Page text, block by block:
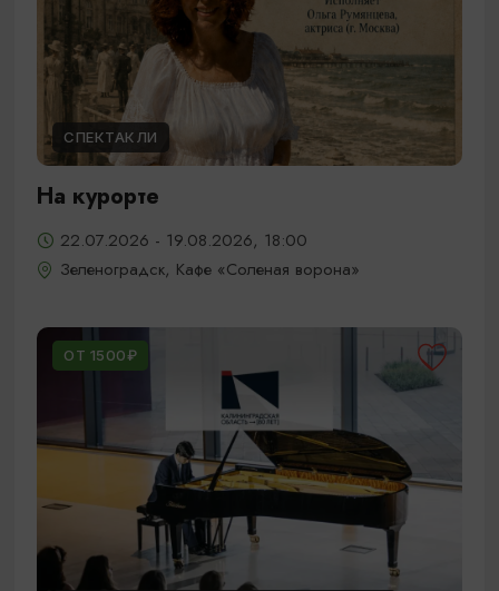
СПЕКТАКЛИ
На курорте
22.07.2026 - 19.08.2026, 18:00
Зеленоградск, Кафе «Соленая ворона»
ОТ 1500₽